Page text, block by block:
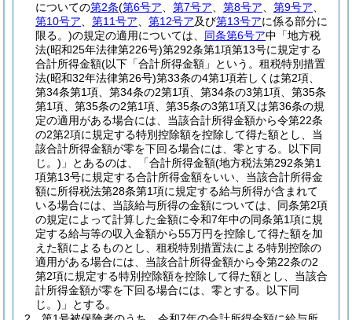
についての第2条(第6号ア 第7号ア 第8号ア 第9号ア
第10号ア
第11号ア 第12号ア及び第13号アに係る部分に
限る。)の規定の適用については、 同条第6号ア中「地方税
法(昭和25年法律第226号)第292条第1項第13号に規定する
合計所得金額(以下「合計所得金額」という。租税特別措置
法(昭和32年法律第26号)第33条の4第1項若しくは第2項、
第34条第1項、第34条の2第1項、第34条の3第1項、第35条
第1項、第35条の2第1項、第35条の3第1項又は第36条の規
定の適用がある場合には、当該合計所得金額から令第22条
の2第2項に規定する特別控除額を控除して得た額とし、当
該合計所得金額が零を下回る場合には、零とする。以下同
じ。) 」とあるのは、「合計所得金額(地方税法第292条第1
項第13号に規定する合計所得金額をいい、当該合計所得金
額に所得税法第28条第1項に規定する給与所得が含まれて
いる場合には、当該給与所得の金額については、同条第2項
の規定によって計算した金額に令和7年中の同条第1項に規
定する給与等の収入金額から55万円を控除して得た額を加
えた額によるものとし、租税特別措置法による特別控除の
適用がある場合には、当該合計所得金額から令第22条の2
第2項に規定する特別控除額を控除して得た額とし、当該合
計所得金額が零を下回る場合には、零とする。以下同
じ。) 」とする。